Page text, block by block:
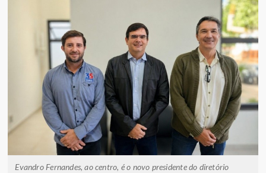
Evandro Fernandes, ao centro, é o novo presidente do diretório